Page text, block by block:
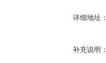
详细地址
补充说明